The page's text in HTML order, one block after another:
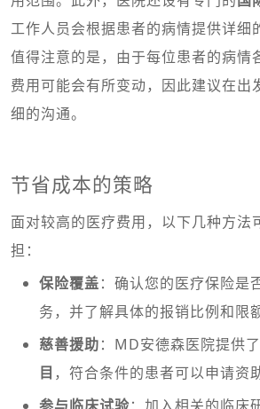
工作人员会根据患者的病情提供详细
值得注意的是，由于每位患者的病情
费用可能会有所变动，因此建议在出
细的沟通。
节省成本的策略
面对较高的医疗费用，以下几种方法
担：
保险覆盖：确认您的医疗保险是
务，并了解具体的报销比例和限额
慈善援助：MD安德森医院提供
目 ，符合条件的患者可以申请资助